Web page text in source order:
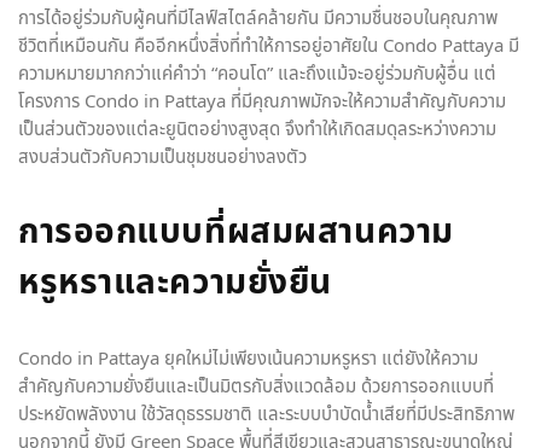
การได้อยู่ร่วมกับผู้คนที่มีไลฟ์สไตล์คล้ายกัน มีความชื่นชอบในคุณภาพ
ชีวิตที่เหมือนกัน คืออีกหนึ่งสิ่งที่ทำให้การอยู่อาศัยใน Condo Pattaya มี
ความหมายมากกว่าแค่คำว่า “คอนโด” และถึงแม้จะอยู่ร่วมกับผู้อื่น แต่
โครงการ Condo in Pattaya ที่มีคุณภาพมักจะให้ความสำคัญกับความ
เป็นส่วนตัวของแต่ละยูนิตอย่างสูงสุด จึงทำให้เกิดสมดุลระหว่างความ
สงบส่วนตัวกับความเป็นชุมชนอย่างลงตัว
การออกแบบที่ผสมผสานความ
หรูหราและความยั่งยืน
Condo in Pattaya ยุคใหม่ไม่เพียงเน้นความหรูหรา แต่ยังให้ความ
สำคัญกับความยั่งยืนและเป็นมิตรกับสิ่งแวดล้อม ด้วยการออกแบบที่
ประหยัดพลังงาน ใช้วัสดุธรรมชาติ และระบบบำบัดน้ำเสียที่มีประสิทธิภาพ